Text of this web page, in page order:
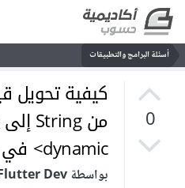
أسئلة البرامج والتطبيقات
0
dynamic> في Flutter؟
بواسطة Flutter Dev